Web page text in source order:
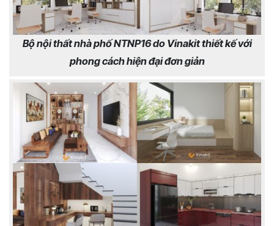
Bộ nội thất nhà phố NTNP16 do Vinakit thiết kế với
phong cách hiện đại đơn giản